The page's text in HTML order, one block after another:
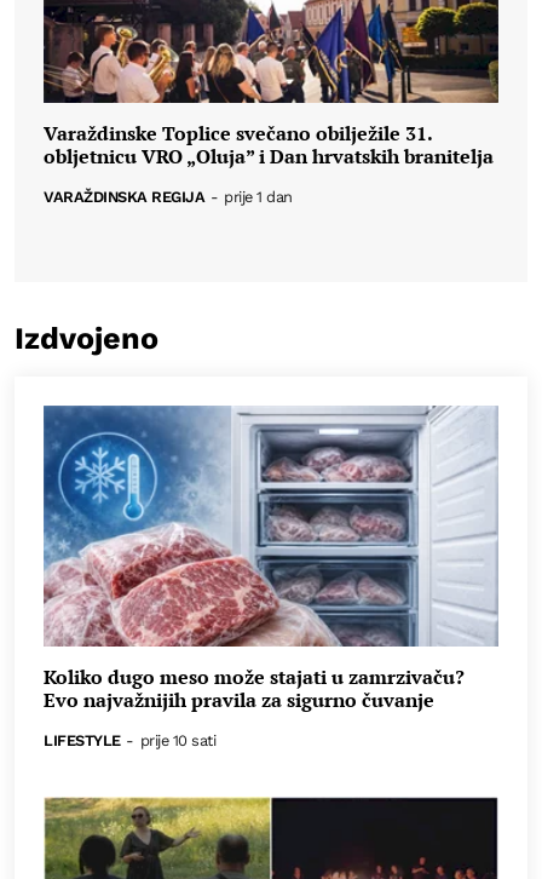
Varaždinske Toplice svečano obilježile 31.
obljetnicu VRO „Oluja” i Dan hrvatskih branitelja
VARAŽDINSKA REGIJA - prije 1 dan
Izdvojeno
Koliko dugo meso može stajati u zamrzivaču?
Evo najvažnijih pravila za sigurno čuvanje
LIFESTYLE - prije 10 sati